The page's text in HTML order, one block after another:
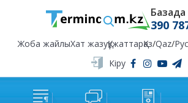
Базада
390
Жоба жайлыХат жазуҚұжаттарҚаз/Qaz/Рус
Кіру